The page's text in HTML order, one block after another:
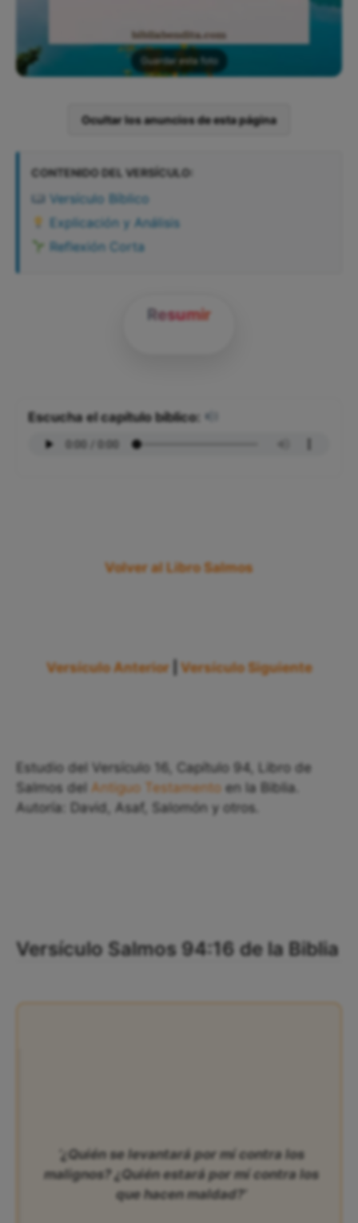
Guardar esta foto
Ocultar los anuncios de esta página
CONTENIDO DEL VERSÍCULO:
Versículo Bíblico
Explicación y Análisis
Reflexión Corta
Resumir
Escucha el capítulo bíblico:
Volver al Libro Salmos
Versículo Anterior Versículo Siguiente
Estudio del Versículo 16, Capítulo 94, Libro de
Salmos del Antiguo Testamento en la Biblia.
Autoría: David, Asaf, Salomón y otros.
Versículo Salmos 94:16 de la Biblia
‘¿Quién se levantará por mí contra los
malignos? ¿Quién estará por mí contra los
que hacen maldad?’